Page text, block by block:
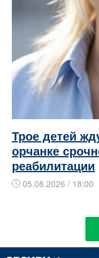
Трое детей
орчанке
реабилитации
05.08.2026 / 18:00